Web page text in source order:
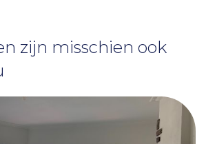
zijn misschien ook